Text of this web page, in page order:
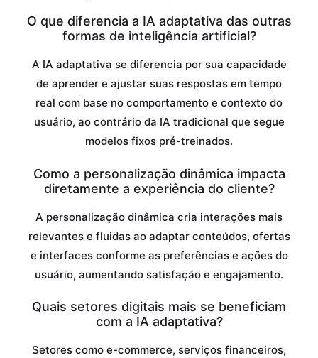
O que diferencia a IA adaptativa das outras
formas de inteligência artificial?
A IA adaptativa se diferencia por sua capacidade
de aprender e ajustar suas respostas em tempo
real com base no comportamento e contexto do
usuário, ao contrário da IA tradicional que segue
modelos fixos pré-treinados.
Como a personalização dinâmica impacta
diretamente a experiência do cliente?
A personalização dinâmica cria interações mais
relevantes e fluidas ao adaptar conteúdos, ofertas
e interfaces conforme as preferências e ações do
usuário, aumentando satisfação e engajamento.
Quais setores digitais mais se beneficiam
com a IA adaptativa?
Setores como e-commerce, serviços financeiros,